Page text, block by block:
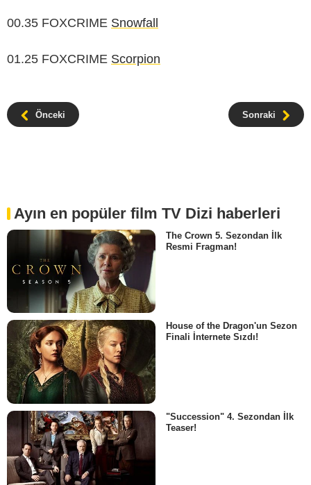
00.35 FOXCRIME Snowfall
01.25 FOXCRIME Scorpion
Önceki Sonraki
Ayın en popüler film TV Dizi haberleri
The Crown 5. Sezondan İlk
Resmi Fragman!
House of the Dragon'un Sezon
Finali İnternete Sızdı!
"Succession" 4. Sezondan İlk
Teaser!